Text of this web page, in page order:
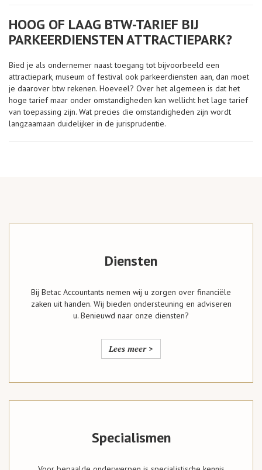
HOOG OF LAAG BTW-TARIEF BIJ
PARKEERDIENSTEN ATTRACTIEPARK?
Bied je als ondernemer naast toegang tot bijvoorbeeld een
attractiepark, museum of festival ook parkeerdiensten aan, dan moet
je daarover btw rekenen. Hoeveel? Over het algemeen is dat het
hoge tarief maar onder omstandigheden kan wellicht het lage tarief
van toepassing zijn. Wat precies die omstandigheden zijn wordt
langzaamaan duidelijker in de jurisprudentie.
Diensten
Bij Betac Accountants nemen wij u zorgen over financiële
zaken uit handen. Wij bieden ondersteuning en adviseren
u. Benieuwd naar onze diensten?
Lees meer >
Specialismen